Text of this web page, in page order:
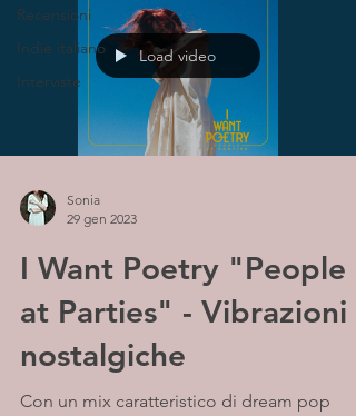
Recensioni
Indie italiano
Interviste
Load video
Sonia
29 gen 2023
I Want Poetry "People
at Parties" - Vibrazioni
nostalgiche
Con un mix caratteristico di dream pop